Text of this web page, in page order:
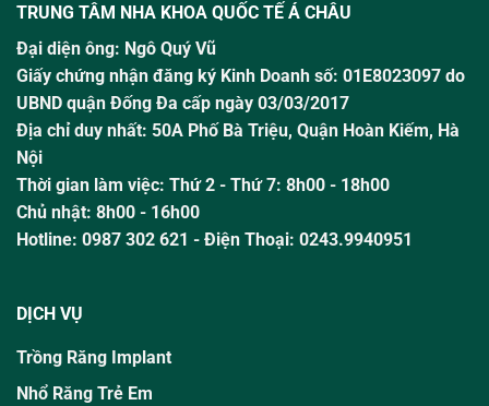
TRUNG TÂM NHA KHOA QUỐC TẾ Á CHÂU
Đại diện ông: Ngô Quý Vũ
Giấy chứng nhận đăng ký Kinh Doanh số: 01E8023097 do
UBND quận Đống Đa cấp ngày 03/03/2017
Địa chỉ duy nhất: 50A Phố Bà Triệu, Quận Hoàn Kiếm, Hà
Nội
Thời gian làm việc: Thứ 2 - Thứ 7: 8h00 - 18h00
Chủ nhật: 8h00 - 16h00
Hotline: 0987 302 621 - Điện Thoại: 0243.9940951
DỊCH VỤ
Trồng Răng Implant
Nhổ Răng Trẻ Em